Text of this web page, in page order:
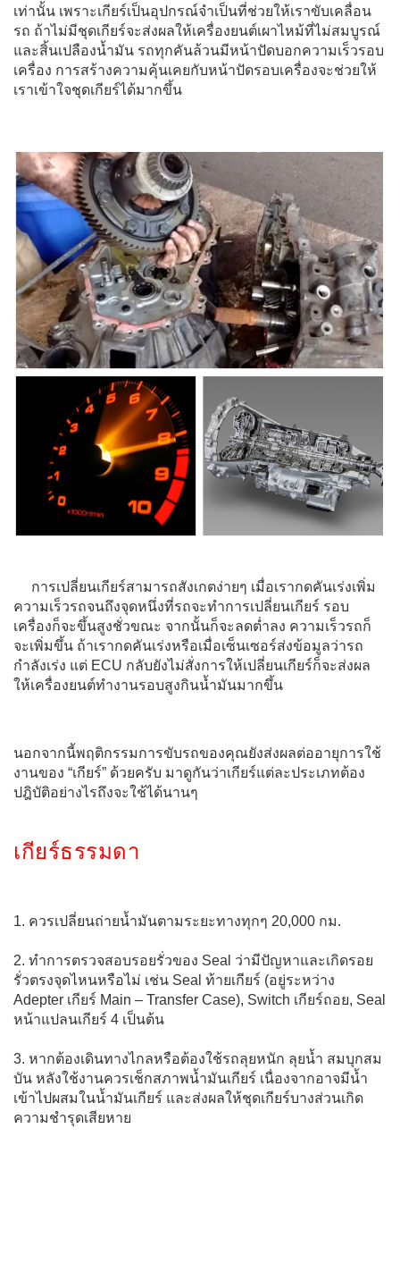
เท่านั้น เพราะเกียร์เป็นอุปกรณ์จำเป็นที่ช่วยให้เราขับเคลื่อน
รถ ถ้าไม่มีชุดเกียร์จะส่งผลให้เครื่องยนต์เผาไหม้ที่ไม่สมบูรณ์
และสิ้นเปลืองน้ำมัน รถทุกคันล้วนมีหน้าปัดบอกความเร็วรอบ
เครื่อง การสร้างความคุ้นเคยกับหน้าปัดรอบเครื่องจะช่วยให้
เราเข้าใจชุดเกียร์ได้มากขึ้น
การเปลี่ยนเกียร์สามารถสังเกตง่ายๆ เมื่อเรากดคันเร่งเพิ่ม
ความเร็วรถจนถึงจุดหนึ่งที่รถจะทำการเปลี่ยนเกียร์ รอบ
เครื่องก็จะขึ้นสูงชั่วขณะ จากนั้นก็จะลดต่ำลง ความเร็วรถก็
จะเพิ่มขึ้น ถ้าเรากดคันเร่งหรือเมื่อเซ็นเซอร์ส่งข้อมูลว่ารถ
กำลังเร่ง แต่ ECU กลับยังไม่สั่งการให้เปลี่ยนเกียร์ก็จะส่งผล
ให้เครื่องยนต์ทำงานรอบสูงกินน้ำมันมากขึ้น
นอกจากนี้พฤติกรรมการขับรถของคุณยังส่งผลต่ออายุการใช้
งานของ “เกียร์” ด้วยครับ มาดูกันว่าเกียร์แต่ละประเภทต้อง
ปฎิบัติอย่างไรถึงจะใช้ได้นานๆ
เกียร์ธรรมดา
1. ควรเปลี่ยนถ่ายน้ำมันตามระยะทางทุกๆ 20,000 กม.
2. ทำการตรวจสอบรอยรั่วของ Seal ว่ามีปัญหาและเกิดรอย
รั่วตรงจุดไหนหรือไม่ เช่น Seal ท้ายเกียร์ (อยู่ระหว่าง
Adepter เกียร์ Main – Transfer Case), Switch เกียร์ถอย, Seal
หน้าแปลนเกียร์ 4 เป็นต้น
3. หากต้องเดินทางไกลหรือต้องใช้รถลุยหนัก ลุยน้ำ สมบุกสม
บัน หลังใช้งานควรเช็กสภาพน้ำมันเกียร์ เนื่องจากอาจมีน้ำ
เข้าไปผสมในน้ำมันเกียร์ และส่งผลให้ชุดเกียร์บางส่วนเกิด
ความชำรุดเสียหาย